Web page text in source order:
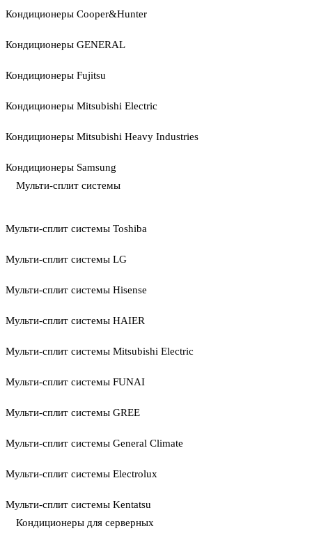
Кондиционеры Cooper&Hunter
Кондиционеры GENERAL
Кондиционеры Fujitsu
Кондиционеры Mitsubishi Electric
Кондиционеры Mitsubishi Heavy Industries
Кондиционеры Samsung
Мульти-сплит системы
Мульти-сплит системы Toshiba
Мульти-сплит системы LG
Мульти-сплит системы Hisense
Мульти-сплит системы HAIER
Мульти-сплит системы Mitsubishi Electric
Мульти-сплит системы FUNAI
Мульти-сплит системы GREE
Мульти-сплит системы General Climate
Мульти-сплит системы Electrolux
Мульти-сплит системы Kentatsu
Кондиционеры для серверных